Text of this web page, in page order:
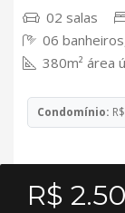
02 salas
06
380m² área
Condomínio:
R$